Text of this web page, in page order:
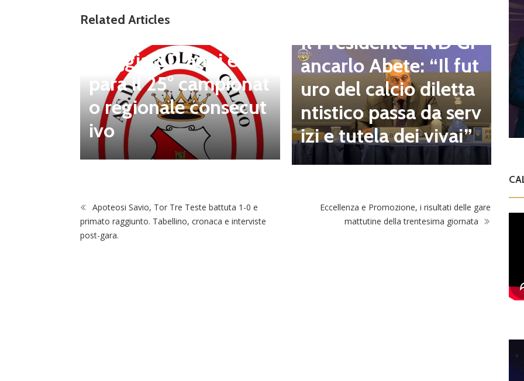
Related Articles
Tolfa, una stagione d
steggia 80 anni e pre
para il 25° campionat
o regionale consecut
ivo
Il Presidente LND Gi
ancarlo Abete: “Il fut
uro del calcio diletta
ntistico passa da serv
izi e tutela dei vivai”
Apoteosi Savio, Tor Tre Teste battuta 1-0 e
primato raggiunto. Tabellino, cronaca e interviste
post-gara.
Eccellenza e Promozione, i risultati delle gare
mattutine della trentesima giornata